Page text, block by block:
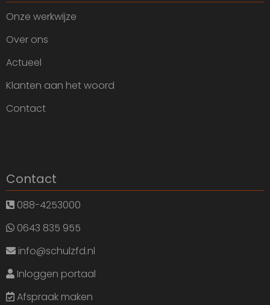
Onze werkwijze
Over ons
Actueel
Klanten aan het woord
Contact
Contact
088-4253000
0643 835 955
info@schulzfd.nl
Inloggen portaal
Afspraak maken